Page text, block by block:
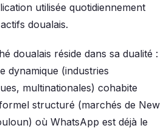
utilisée quotidiennement
doualais.
doualais réside dans sa dualité :
dynamique (industries
multinationales) cohabite
structuré (marchés de New
où WhatsApp est déjà le